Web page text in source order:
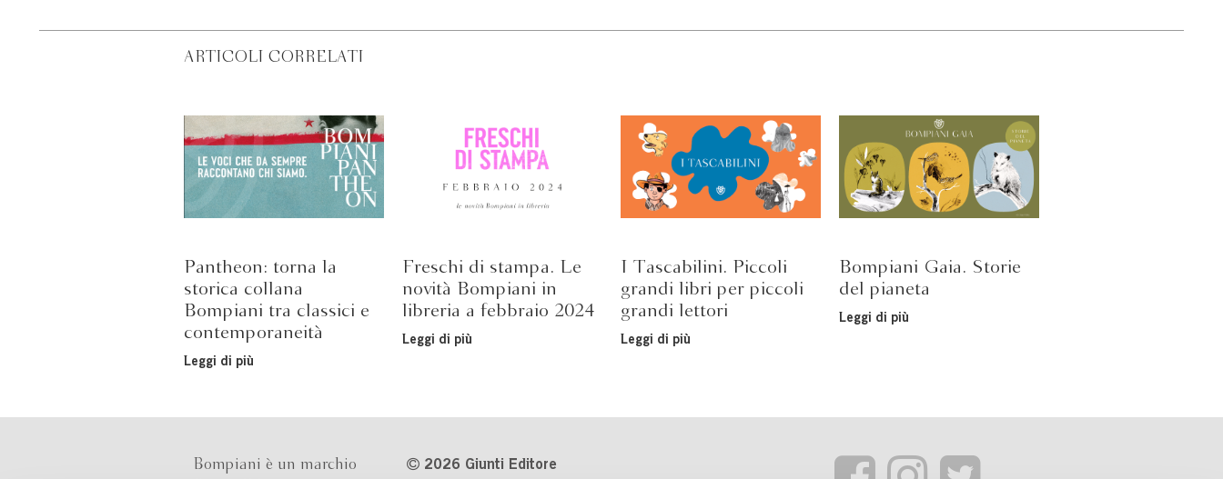
ARTICOLI CORRELATI
Pantheon: torna la
storica collana
Bompiani tra classici e
contemporaneità
Leggi di più
Freschi di stampa. Le
novità Bompiani in
libreria a febbraio 2024
Leggi di più
I Tascabilini. Piccoli
grandi libri per piccoli
grandi lettori
Leggi di più
Bompiani Gaia. Storie
del pianeta
Leggi di più
Bompiani è un marchio
2026 Giunti Editore